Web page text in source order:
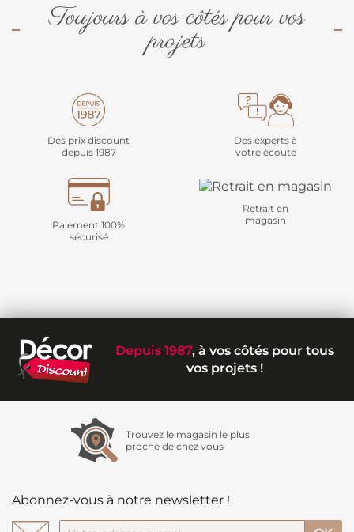
Toujours à vos côtés pour vos
projets
Des prix discount
depuis 1987
Des experts à
votre écoute
Paiement 100%
sécurisé
Retrait en
magasin
Depuis 1987, à vos côtés pour tous
vos projets !
Trouvez le magasin le plus
proche de chez vous
Abonnez-vous à notre newsletter !